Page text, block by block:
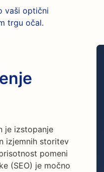
vaši optični
trgu očal.
je izstopanje
izjemnih storitev
pomeni
(SEO) je močno